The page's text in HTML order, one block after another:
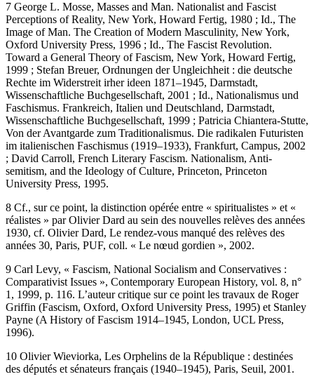
7 George L. Mosse, Masses and Man. Nationalist and Fascist
Perceptions of Reality, New York, Howard Fertig, 1980 ; Id., The
Image of Man. The Creation of Modern Masculinity, New York,
Oxford University Press, 1996 ; Id., The Fascist Revolution.
Toward a General Theory of Fascism, New York, Howard Fertig,
1999 ; Stefan Breuer, Ordnungen der Ungleichheit : die deutsche
Rechte im Widerstreit irher ideen 1871–1945, Darmstadt,
Wissenschaftliche Buchgesellschaft, 2001 ; Id., Nationalismus und
Faschismus. Frankreich, Italien und Deutschland, Darmstadt,
Wissenschaftliche Buchgesellschaft, 1999 ; Patricia Chiantera-Stutte,
Von der Avantgarde zum Traditionalismus. Die radikalen Futuristen
im italienischen Faschismus (1919–1933), Frankfurt, Campus, 2002
; David Carroll, French Literary Fascism. Nationalism, Anti-
semitism, and the Ideology of Culture, Princeton, Princeton
University Press, 1995.
8 Cf., sur ce point, la distinction opérée entre « spiritualistes » et «
réalistes » par Olivier Dard au sein des nouvelles relèves des années
1930, cf. Olivier Dard, Le rendez-vous manqué des relèves des
années 30, Paris, PUF, coll. « Le nœud gordien », 2002.
9 Carl Levy, « Fascism, National Socialism and Conservatives :
Comparativist Issues », Contemporary European History, vol. 8, n°
1, 1999, p. 116. L’auteur critique sur ce point les travaux de Roger
Griffin (Fascism, Oxford, Oxford University Press, 1995) et Stanley
Payne (A History of Fascism 1914–1945, London, UCL Press,
1996).
10 Olivier Wieviorka, Les Orphelins de la République : destinées
des députés et sénateurs français (1940–1945), Paris, Seuil, 2001.